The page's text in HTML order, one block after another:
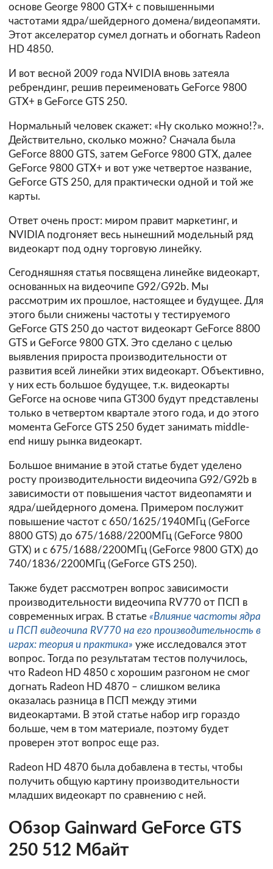
основе George 9800 GTX+ с повышенными
частотами ядра/шейдерного домена/видеопамяти.
Этот акселератор сумел догнать и обогнать Radeon
HD 4850.
И вот весной 2009 года NVIDIA вновь затеяла
ребрендинг, решив переименовать GeForce 9800
GTX+ в GeForce GTS 250.
Нормальный человек скажет: «Ну сколько можно!?».
Действительно, сколько можно? Сначала была
GeForce 8800 GTS, затем GeForce 9800 GTX, далее
GeForce 9800 GTX+ и вот уже четвертое название,
GeForce GTS 250, для практически одной и той же
карты.
Ответ очень прост: миром правит маркетинг, и
NVIDIA подгоняет весь нынешний модельный ряд
видеокарт под одну торговую линейку.
Сегодняшняя статья посвящена линейке видеокарт,
основанных на видеочипе G92/G92b. Мы
рассмотрим их прошлое, настоящее и будущее. Для
этого были снижены частоты у тестируемого
GeForce GTS 250 до частот видеокарт GeForce 8800
GTS и GeForce 9800 GTX. Это сделано с целью
выявления прироста производительности от
развития всей линейки этих видеокарт. Объективно,
у них есть большое будущее, т.к. видеокарты
GeForce на основе чипа GT300 будут представлены
только в четвертом квартале этого года, и до этого
момента GeForce GTS 250 будет занимать middle-
end нишу рынка видеокарт.
Большое внимание в этой статье будет уделено
росту производительности видеочипа G92/G92b в
зависимости от повышения частот видеопамяти и
ядра/шейдерного домена. Примером послужит
повышение частот с 650/1625/1940МГц (GeForce
8800 GTS) до 675/1688/2200МГц (GeForce 9800
GTX) и с 675/1688/2200МГц (GeForce 9800 GTX) до
740/1836/2200МГц (GeForce GTS 250).
Также будет рассмотрен вопрос зависимости
производительности видеочипа RV770 от ПСП в
современных играх. В статье «Влияние частоты ядра
и ПСП видеочипа RV770 на его производительность в
играх: теория и практика» уже исследовался этот
вопрос. Тогда по результатам тестов получилось,
что Radeon HD 4850 с хорошим разгоном не смог
догнать Radeon HD 4870 – слишком велика
оказалась разница в ПСП между этими
видеокартами. В этой статье набор игр гораздо
больше, чем в том материале, поэтому будет
проверен этот вопрос еще раз.
Radeon HD 4870 была добавлена в тесты, чтобы
получить общую картину производительности
младших видеокарт по сравнению с ней.
Обзор Gainward GeForce GTS
250 512 Мбайт